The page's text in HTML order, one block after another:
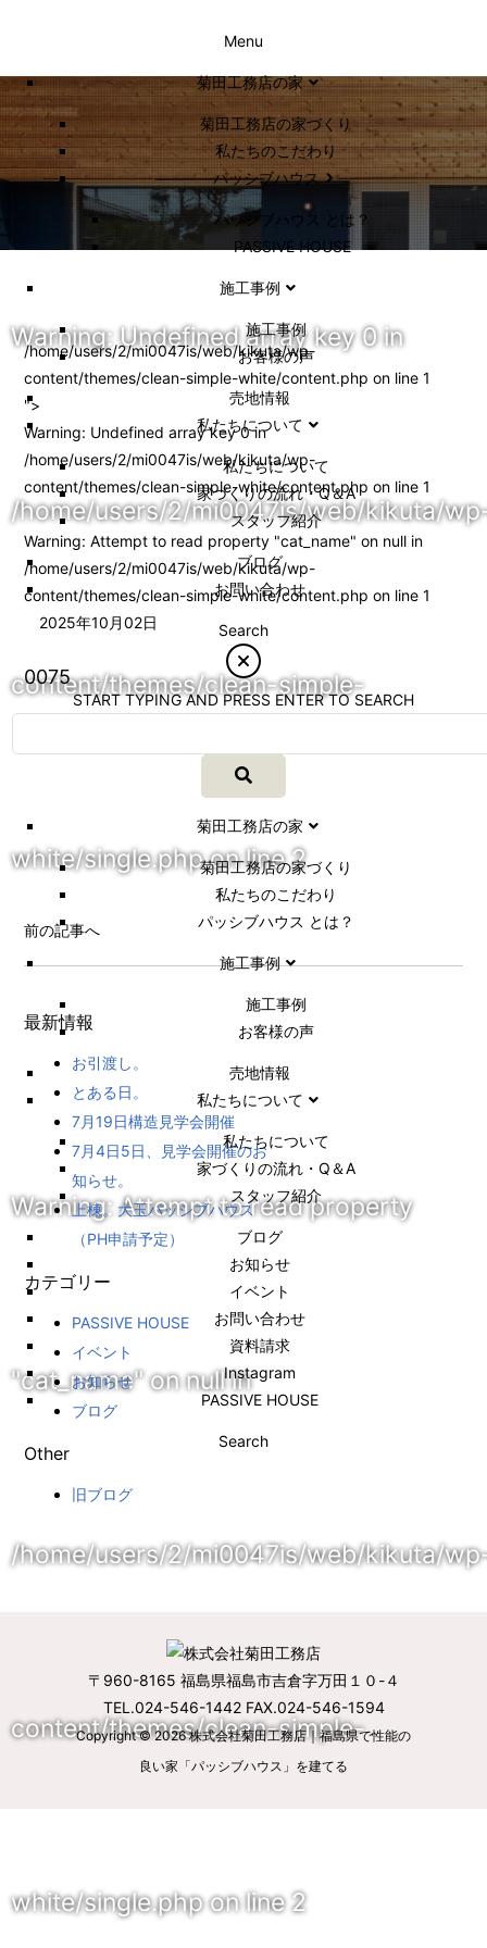
Menu
菊田工務店の家
菊田工務店の家づくり​
私たちのこだわり
パッシブハウス
パッシブハウス とは？
PASSIVE HOUSE
施工事例
施⼯事例
お客様の声
売地情報
私たちについて
私たちについて
家づくりの流れ・Q＆A
スタッフ紹介
ブログ
お問い合わせ
Search
START TYPING AND PRESS ENTER TO SEARCH
菊田工務店の家
菊田工務店の家づくり​
私たちのこだわり
パッシブハウス とは？
施工事例
施⼯事例
お客様の声
売地情報
私たちについて
私たちについて
家づくりの流れ・Q＆A
スタッフ紹介
ブログ
お知らせ
イベント
お問い合わせ
資料請求
Instagram
PASSIVE HOUSE
Search
Warning: Undefined array key 0 in
/home/users/2/mi0047is/web/kikuta/
content/themes/clean-simple-
white/single.phpon line2
Warning: Attempt to read property
"cat_name" on null in
/home/users/2/mi0047is/web/kikuta/
content/themes/clean-simple-
white/single.phpon line2
/home/users/2/mi0047is/web/kikuta/wp-
content/themes/clean-simple-white/content.php on line1
">
Warning: Undefined array key 0 in
/home/users/2/mi0047is/web/kikuta/wp-
content/themes/clean-simple-white/content.php on line1
Warning: Attempt to read property "cat_name" on null in
/home/users/2/mi0047is/web/kikuta/wp-
content/themes/clean-simple-white/content.php on line1
2025年10月02日
0075
前の記事へ
最新情報
お引渡し。
とある日。
7月19日構造見学会開催
7月4日5日、見学会開催のお
知らせ。
上棟。大玉パッシブハウス
（PH申請予定）
カテゴリー
PASSIVE HOUSE
イベント
お知らせ
ブログ
Other
旧ブログ
〒960-8165 福島県福島市吉倉字万田１０-４
TEL.024-546-1442 FAX.024-546-1594
Copyright © 2026株式会社菊田工務店｜福島県で性能の
良い家「パッシブハウス」を建てる